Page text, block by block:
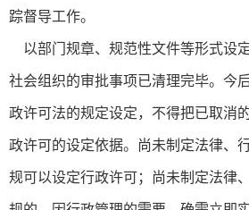
踪督导工作。
以部门规章、规范性文件等形式设
社会组织的审批事项已清理完毕。今
政许可法的规定设定，不得把已取消
政许可的设定依据。尚未制定法律、
规可以设定行政许可；尚未制定法律